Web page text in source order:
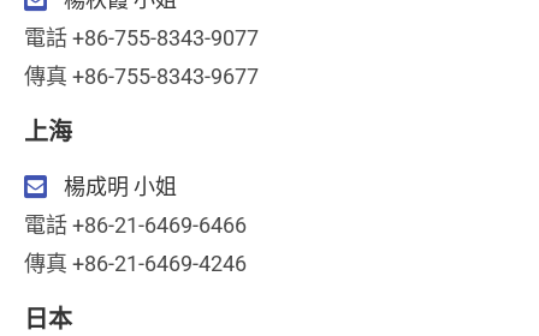
電話 +86-755-8343-9077
傳真 +86-755-8343-9677
上海
楊成明 小姐
電話 +86-21-6469-6466
傳真 +86-21-6469-4246
日本